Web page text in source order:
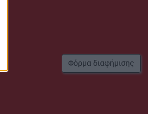
Φόρμα διαφήμισης